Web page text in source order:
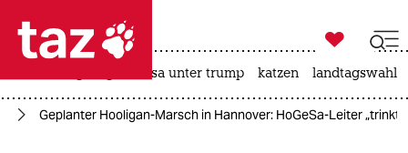
 taz zahl ich
taz zahl ich

taz zahl ich
usa unter trump katzen landtagswahl
Geplanter Hooligan-Marsch in Hannover: HoGeSa-Leiter „trinkt